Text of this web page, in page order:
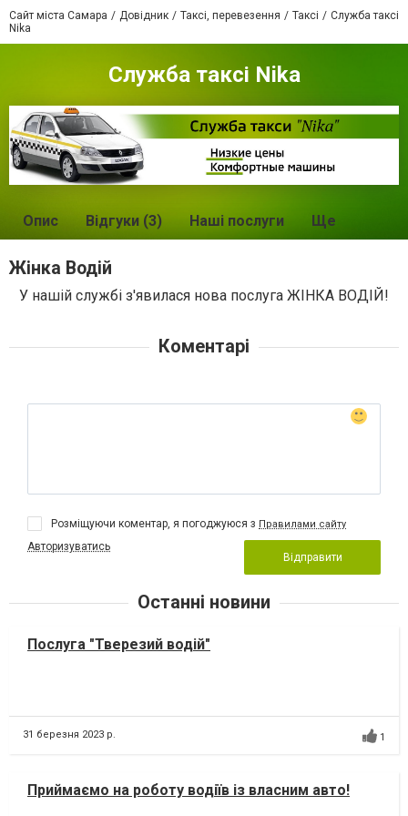
Сайт міста Самара Довідник Таксі, перевезення Таксі
Служба таксі
Nika
Служба таксі Nika
Опис Відгуки (3) Нашi послуги Ще
Жінка Водій
У нашій службі з'явилася нова послуга ЖІНКА ВОДІЙ!
Коментарі
Розміщуючи коментар, я погоджуюся з Правилами сайту
Авторизуватись
Відправити
Останні новини
Послуга "Тверезий водій"
31 березня 2023 р. 1
Приймаємо на роботу водіїв із власним авто!